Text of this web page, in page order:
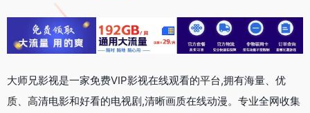
大师兄影视是一家免费VIP影视在线观看的平台,拥有海量、优
质、高清电影和好看的电视剧,清晰画质在线动漫。专业全网收集